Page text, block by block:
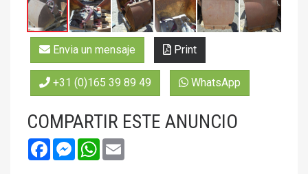
Envia un mensaje Print
+31 (0)165 39 89 49 WhatsApp
COMPARTIR ESTE ANUNCIO
FacebookMessengerWhatsApp